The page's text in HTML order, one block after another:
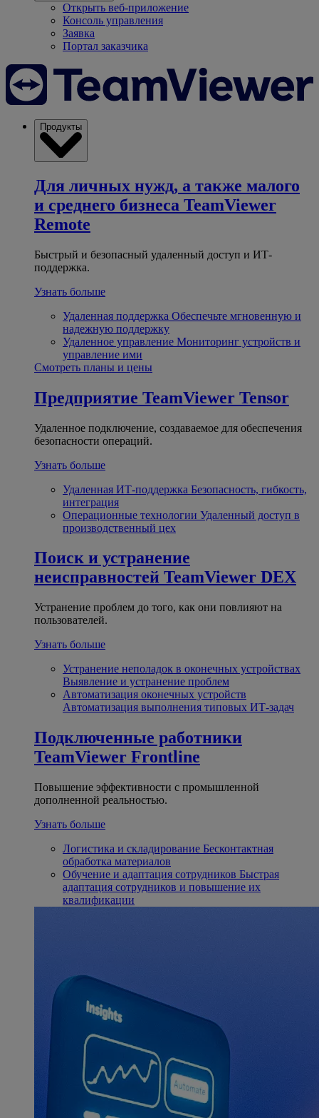
Открыть веб-приложение
Консоль управления
Заявка
Портал заказчика
Продукты
Для личных нужд, а также малого
и среднего бизнеса TeamViewer
Remote
Быстрый и безопасный удаленный доступ и ИТ-
поддержка.
Узнать больше
Удаленная поддержка Обеспечьте мгновенную и
надежную поддержку
Удаленное управление Мониторинг устройств и
управление ими
Смотреть планы и цены
Предприятие TeamViewer Tensor
Удаленное подключение, создаваемое для обеспечения
безопасности операций.
Узнать больше
Удаленная ИТ-поддержка Безопасность, гибкость,
интеграция
Операционные технологии Удаленный доступ в
производственный цех
Поиск и устранение
неисправностей TeamViewer DEX
Устранение проблем до того, как они повлияют на
пользователей.
Узнать больше
Устранение неполадок в оконечных устройствах
Выявление и устранение проблем
Автоматизация оконечных устройств
Автоматизация выполнения типовых ИТ-задач
Подключенные работники
TeamViewer Frontline
Повышение эффективности с промышленной
дополненной реальностью.
Узнать больше
Логистика и складирование Бесконтактная
обработка материалов
Обучение и адаптация сотрудников Быстрая
адаптация сотрудников и повышение их
квалификации